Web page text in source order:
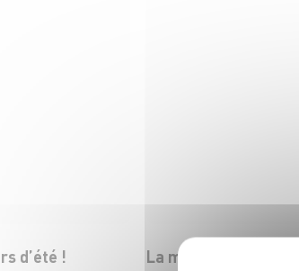
d’été ! La mozza dans tous